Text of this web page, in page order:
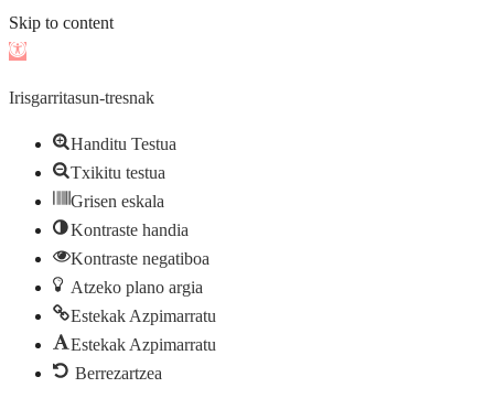
Skip to content
Open
Irisgarritasun-tresnak
Handitu Testua
Txikitu testua
Grisen eskala
Kontraste handia
Kontraste negatiboa
Atzeko plano argia
Estekak Azpimarratu
Estekak Azpimarratu
Berrezartzea